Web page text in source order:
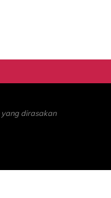
dirasakan